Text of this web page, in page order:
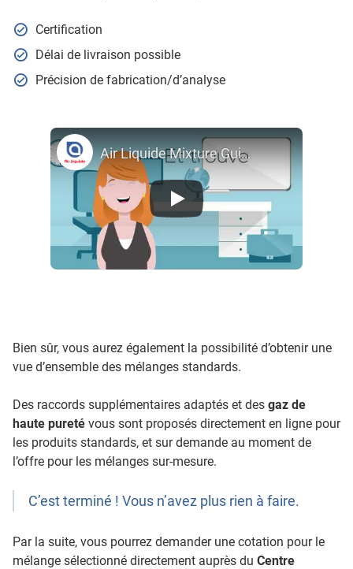
Air Liquide Mixture Guide - Guide des Mélanges
Certification
Délai de livraison possible
Précision de fabrication/d’analyse
Bien sûr, vous aurez également la possibilité d’obtenir une
vue d’ensemble des mélanges standards.
Des raccords supplémentaires adaptés et des gaz de
haute pureté vous sont proposés directement en ligne pour
les produits standards, et sur demande au moment de
l’offre pour les mélanges sur-mesure.
C’est terminé ! Vous n’avez plus rien à faire.
Par la suite, vous pourrez demander une cotation pour le
mélange sélectionné directement auprès du Centre